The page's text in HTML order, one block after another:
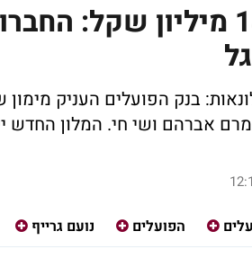
במימון של 185 מיליון
בנק הפועלים העניק
אברהם ושי חי. המלון החדש
הפועלים נועם גרייף